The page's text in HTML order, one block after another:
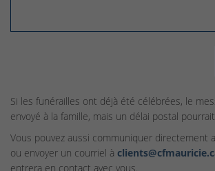
Si les funérailles ont déjà été célébrées, le
envoyé à la famille, mais un délai postal
Vous pouvez aussi communiquer directement
ou envoyer un courriel à
entrera en contact avec vous.